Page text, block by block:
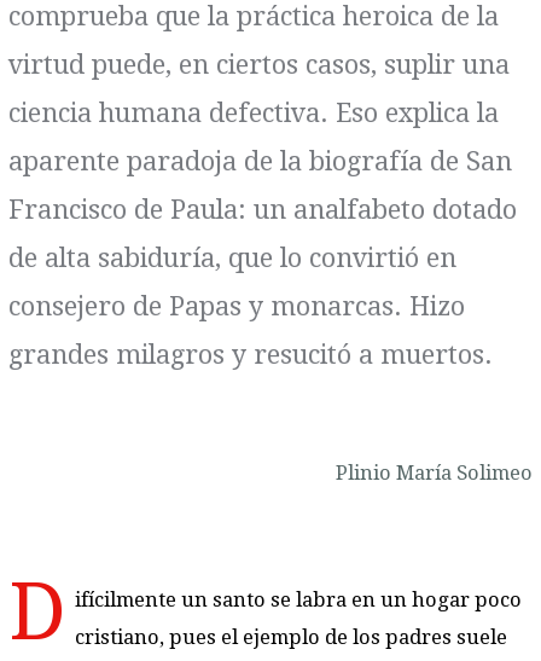
comprueba que la práctica heroica de la
virtud puede, en ciertos casos, suplir una
ciencia humana defectiva. Eso explica la
aparente paradoja de la biografía de San
Francisco de Paula: un analfabeto dotado
de alta sabiduría, que lo convirtió en
consejero de Papas y monarcas. Hizo
grandes milagros y resucitó a muertos.
Plinio María Solimeo
D ifícilmente un santo se labra en un hogar poco
cristiano, pues el ejemplo de los padres suele